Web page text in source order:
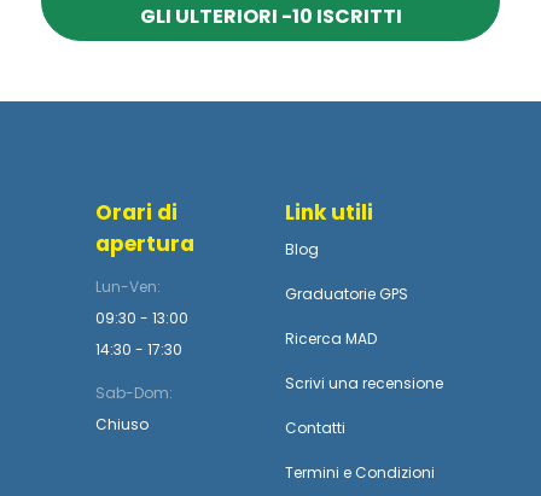
GLI ULTERIORI -10 ISCRITTI
Orari di
apertura
Lun-Ven:
09:30 - 13:00
14:30 - 17:30
Sab-Dom:
Chiuso
Link utili
Blog
Graduatorie GPS
Ricerca MAD
Scrivi una recensione
Contatti
Termini e Condizioni